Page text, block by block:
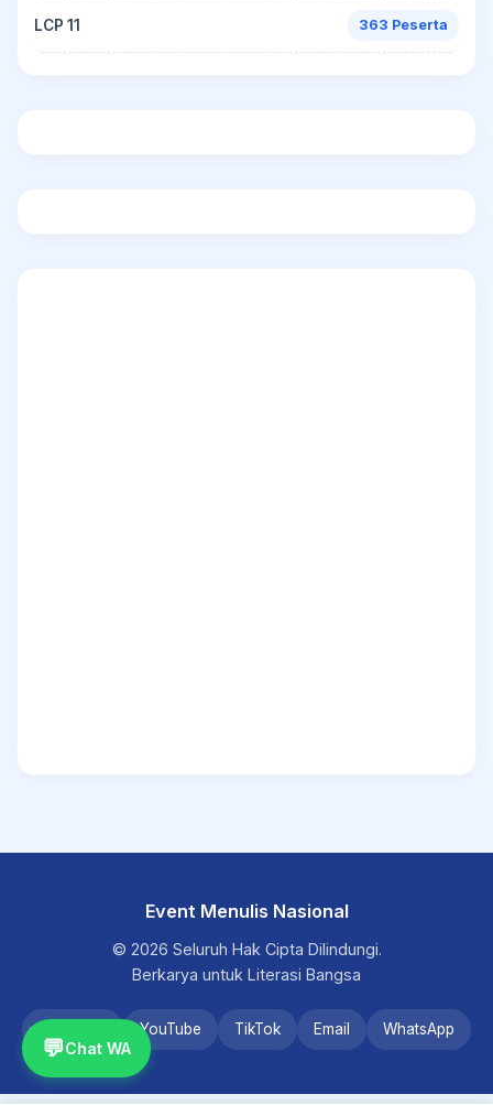
LCP 11 363 Peserta
Event Menulis Nasional
© 2026 Seluruh Hak Cipta Dilindungi.
Berkarya untuk Literasi Bangsa
YouTube TikTok Email WhatsApp
💬Chat WA